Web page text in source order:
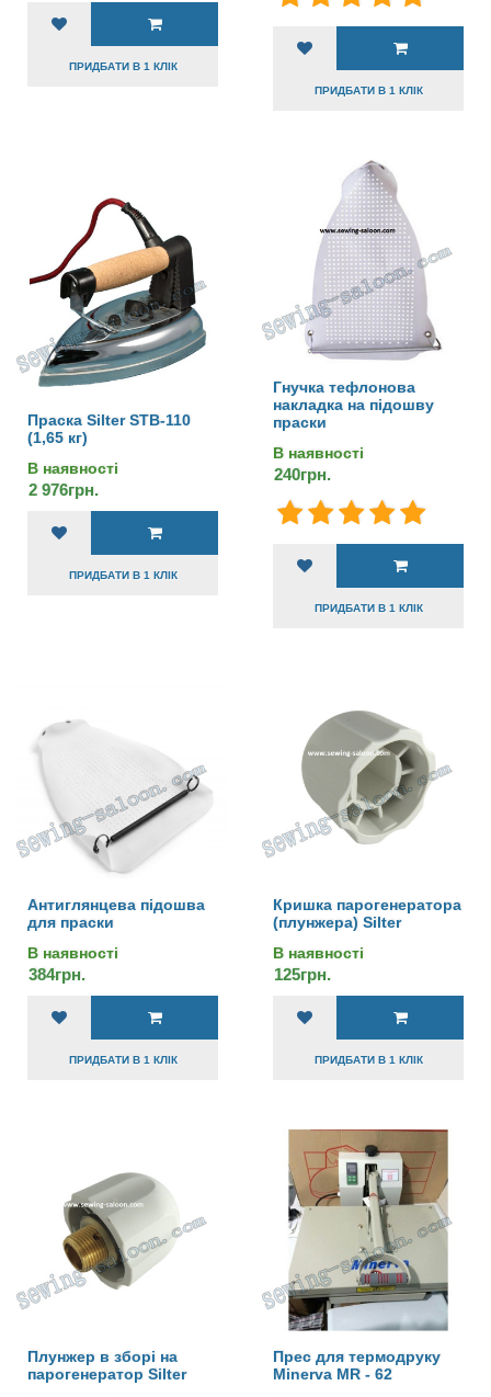
ПРИДБАТИ В 1 КЛІК
ПРИДБАТИ В 1 КЛІК
Праска Silter STB-110
(1,65 кг)
В наявності
2 976грн.
ПРИДБАТИ В 1 КЛІК
Гнучка тефлонова
накладка на підошву
праски
В наявності
240грн.
ПРИДБАТИ В 1 КЛІК
Антиглянцева підошва
для праски
В наявності
384грн.
ПРИДБАТИ В 1 КЛІК
Кришка парогенератора
(плунжера) Silter
В наявності
125грн.
ПРИДБАТИ В 1 КЛІК
Плунжер в зборі на
парогенератор Silter
Прес для термодруку
Minerva MR - 62